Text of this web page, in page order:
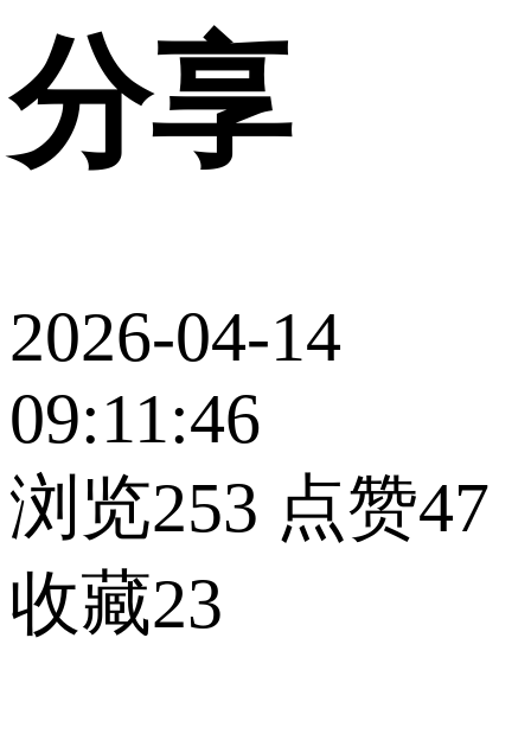
分享
2026-04-14
09:11:46
浏览253 点赞47
收藏23